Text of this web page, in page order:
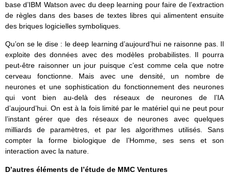
base d’IBM Watson avec du deep learning pour faire de l’extraction
de règles dans des bases de textes libres qui alimentent ensuite
des briques logicielles symboliques.
Qu’on se le dise : le deep learning d’aujourd’hui ne raisonne pas. Il
exploite des données avec des modèles probabilistes. Il pourra
peut-être raisonner un jour puisque c’est comme cela que notre
cerveau fonctionne. Mais avec une densité, un nombre de
neurones et une sophistication du fonctionnement des neurones
qui vont bien au-delà des réseaux de neurones de l’IA
d’aujourd’hui. On est à la fois limité par le matériel qui ne peut pour
l’instant gérer que des réseaux de neurones avec quelques
milliards de paramètres, et par les algorithmes utilisés. Sans
compter la forme biologique de l’Homme, ses sens et son
interaction avec la nature.
D’autres éléments de l’étude de MMC Ventures